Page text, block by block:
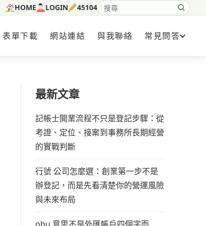
HOME LOGIN 45104
搜尋網站內容
表單下載 網站連結 與我聯絡 常見問答
最新文章
記帳士開業流程不只是登記步驟：從
考證、定位、接案到事務所長期經營
的實戰判斷
行號 公司怎麼選：創業第一步不是
辦登記，而是先看清楚你的營運風險
與未來布局